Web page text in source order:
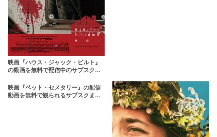
映画『ハウス・ジャック・ビルト』
の動画を無料で配信中のサブスクは
映画『ペット・セメタリー』の配信
動画を無料で観られるサブスクまと